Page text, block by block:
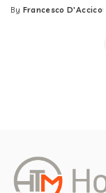
Posted
By Francesco D'Accico